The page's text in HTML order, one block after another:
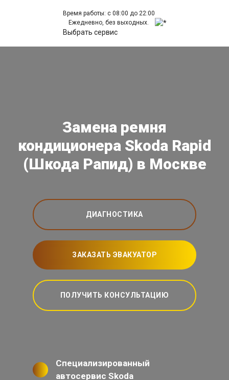
Время работы: с 08:00 до 22:00
Ежедневно, без выходных.
Выбрать сервис
Замена ремня
кондиционера Skoda Rapid
(Шкода Рапид) в Москве
ДИАГНОСТИКА
ЗАКАЗАТЬ ЭВАКУАТОР
ПОЛУЧИТЬ КОНСУЛЬТАЦИЮ
Специализированный
автосервис Skoda